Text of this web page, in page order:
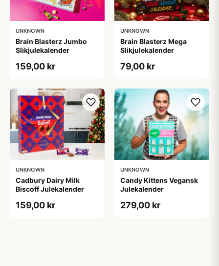
UNKNOWN
Brain Blasterz Jumbo
Slikjulekalender
159,00 kr
UNKNOWN
Brain Blasterz Mega
Slikjulekalender
79,00 kr
UNKNOWN
Cadbury Dairy Milk
Biscoff Julekalender
159,00 kr
UNKNOWN
Candy Kittens Vegansk
Julekalender
279,00 kr